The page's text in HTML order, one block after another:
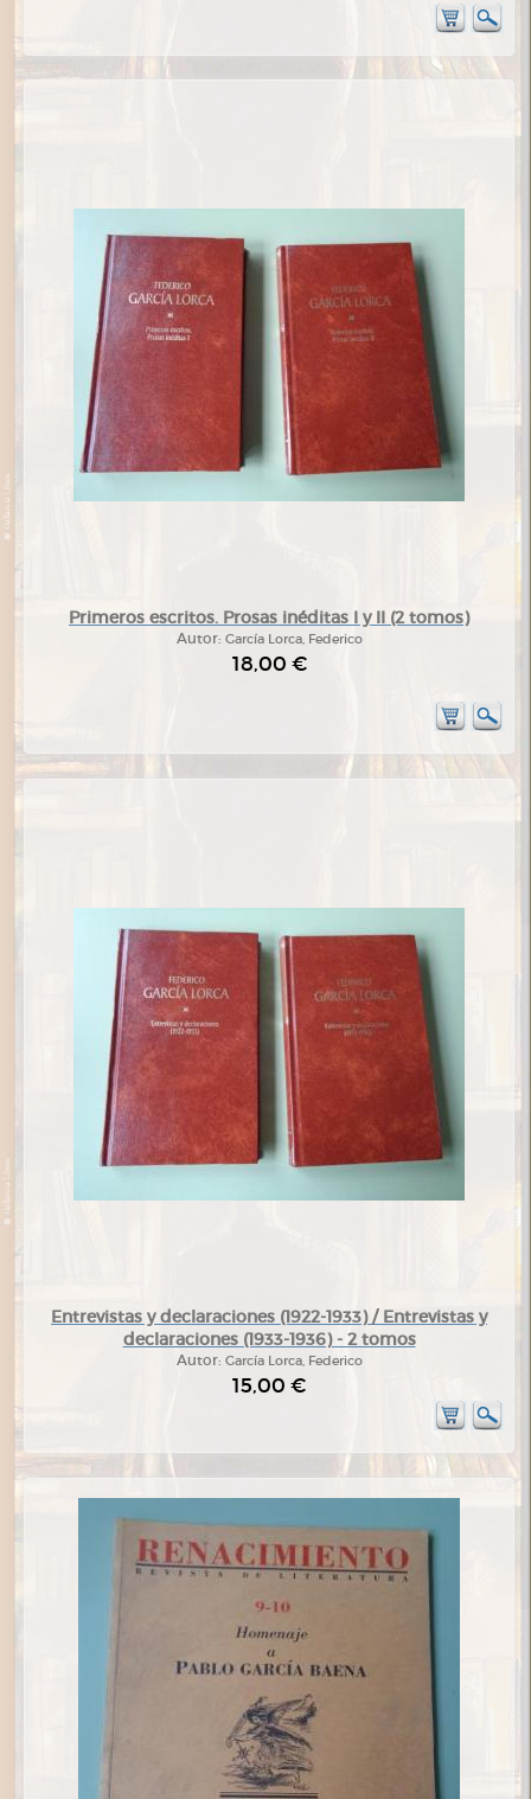
Primeros escritos. Prosas inéditas I y II (2 tomos)
Autor: García Lorca, Federico
18,00 €
Entrevistas y declaraciones (1922-1933) / Entrevistas y
declaraciones (1933-1936) - 2 tomos
Autor: García Lorca, Federico
15,00 €